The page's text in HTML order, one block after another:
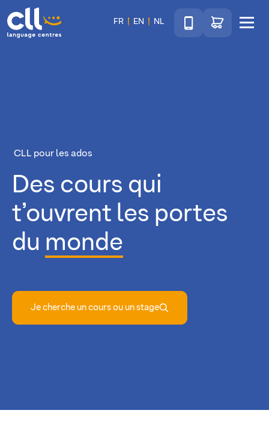
CLL
FR EN NL
TéléphoneAccéder au shop
CLL pour les ados
Des cours qui
t’ouvrent les portes
du monde
Je cherche un cours ou un stage